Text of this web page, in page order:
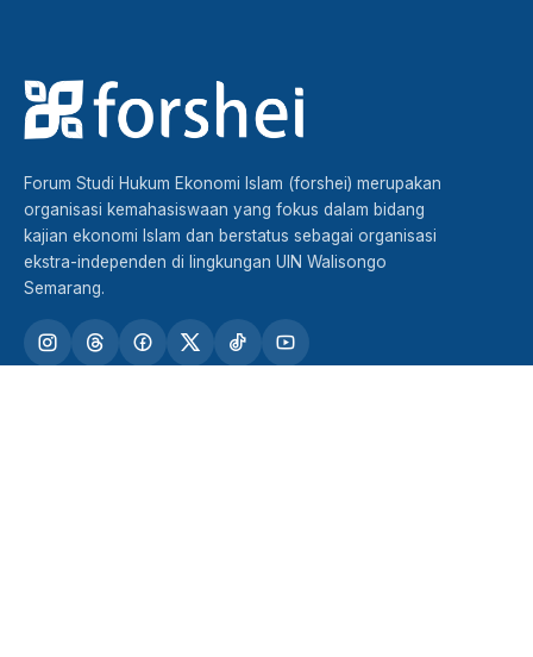
Forum Studi Hukum Ekonomi Islam (forshei) merupakan
organisasi kemahasiswaan yang fokus dalam bidang
kajian ekonomi Islam dan berstatus sebagai organisasi
ekstra-independen di lingkungan UIN Walisongo
Semarang.